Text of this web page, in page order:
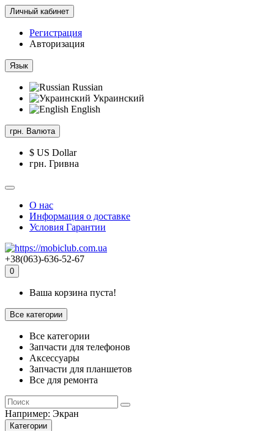
Личный кабинет
Регистрация
Авторизация
Язык
Russian
Украинский
English
грн. Валюта
$ US Dollar
грн. Гривна
О нас
Информация о доставке
Условия Гарантии
+38(063)-636-52-67
0
Ваша корзина пуста!
Все категории
Все категории
Запчасти для телефонов
Аксессуары
Запчасти для планшетов
Все для ремонта
Например: Экран
Категории